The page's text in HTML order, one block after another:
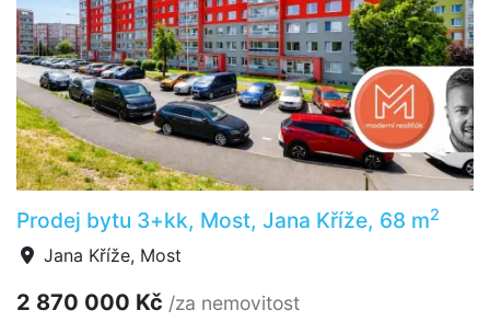
Prodej bytu 3+kk, Most, Jana Kříže, 68 m2
Jana Kříže, Most
2 870 000 Kč /za nemovitost